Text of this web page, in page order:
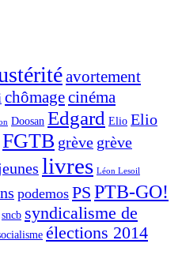
avortement
chômagecinéma
Doosan Edgard Elio Elio
FGTB grève grève
livres Léon Lesoil
podemos PS PTB-GO!
sncb syndicalisme de
élections 2014